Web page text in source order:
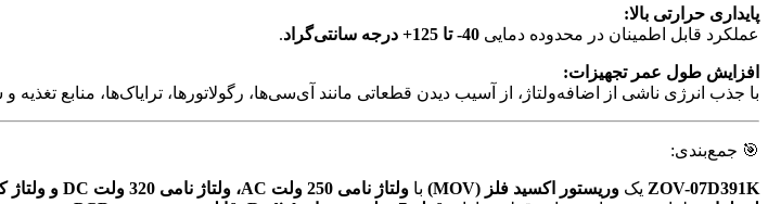
پایداری حرارتی بالا:
عملکرد قابل اطمینان در محدوده دمایی 40- تا 125+ درجه سانتی‌گراد .
افزایش طول عمر تجهیزات:
با جذب انرژی ناشی از اضافه‌ولتاژ، از آسیب دیدن قطعاتی مانند آی‌سی‌ها، رگولاتورها، ترایاک‌ها، منابع
🎯 جمع‌بندی:
ZOV-07D391K یک وریستور اکسید فلز (MOV) با ولتاژ نامی 250 ولت AC، ولتاژ نامی 320 ولت DC و ولتاژ کلمپ 675 ولت